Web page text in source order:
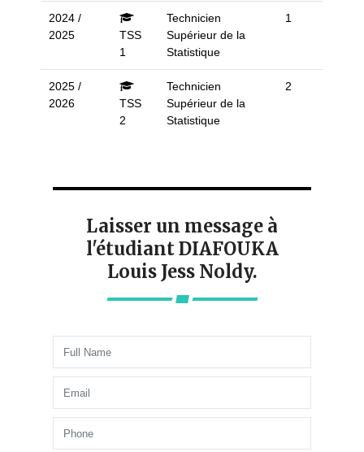
2024 /
2025
TSS
1
Technicien
Supérieur de la
Statistique
1
2025 /
2026
TSS
2
Technicien
Supérieur de la
Statistique
2
Laisser un message à
l'étudiant DIAFOUKA
Louis Jess Noldy.